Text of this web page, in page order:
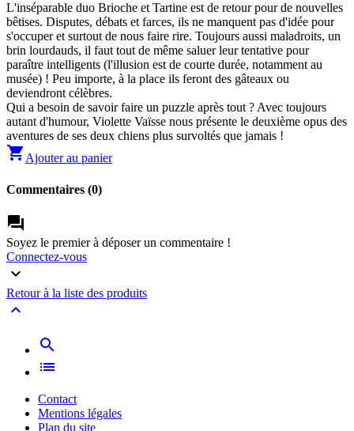
L'inséparable duo Brioche et Tartine est de retour pour de nouvelles
bêtises. Disputes, débats et farces, ils ne manquent pas d'idée pour
s'occuper et surtout de nous faire rire. Toujours aussi maladroits, un
brin lourdauds, il faut tout de même saluer leur tentative pour
paraître intelligents (l'illusion est de courte durée, notamment au
musée) ! Peu importe, à la place ils feront des gâteaux ou
deviendront célèbres.
Qui a besoin de savoir faire un puzzle après tout ? Avec toujours
autant d'humour, Violette Vaïsse nous présente le deuxième opus des
aventures de ses deux chiens plus survoltés que jamais !
shopping_cart Ajouter au panier
Commentaires (0)
forum
Soyez le premier à déposer un commentaire !
Connectez-vous
keyboard_arrow_down
Retour à la liste des produits
expand_less
search
list
Contact
Mentions légales
Plan du site